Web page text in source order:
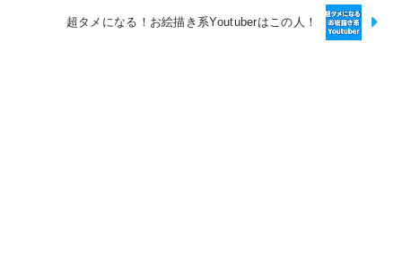
超タメになる！お絵描き系Youtuberはこの人！